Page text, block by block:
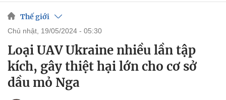
Thế giới
chủ nhật, 19/05/2024 - 05:30
Loại UAV Ukraine nhiều lần tập
kích, gây thiệt hại lớn cho cơ sở
dầu mỏ Nga